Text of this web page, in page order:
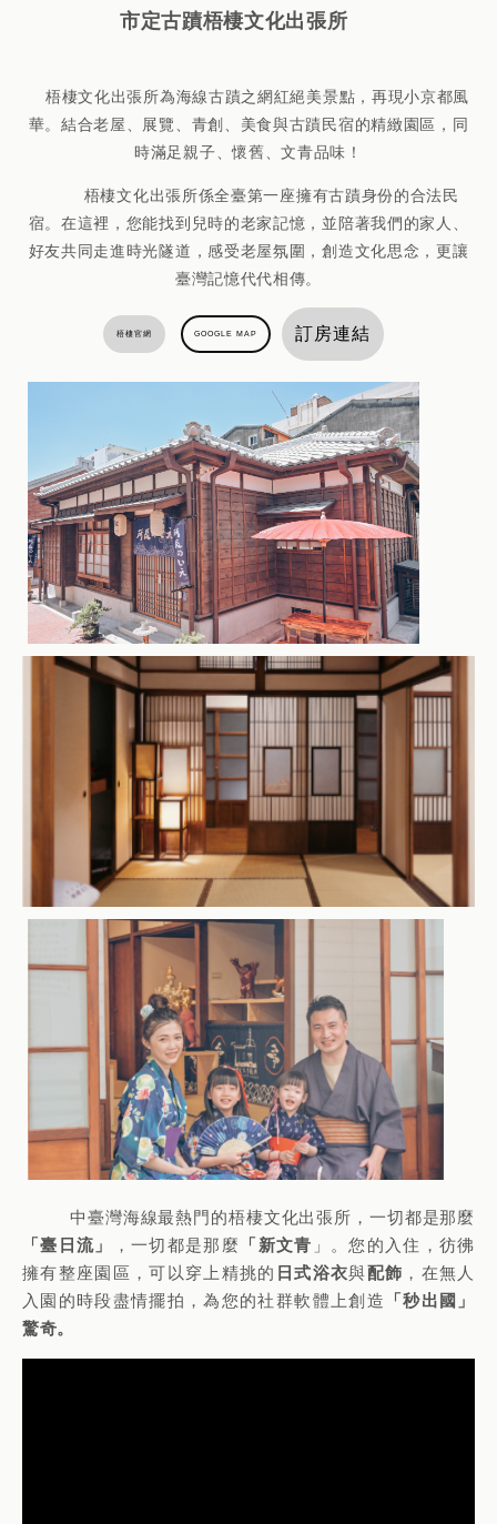
市定古蹟梧棲文化出張所
梧棲文化出張所為海線古蹟之網紅絕美景點，再現小京都風
華。結合老屋、展覽、青創、美食與古蹟民宿的精緻園區，同
時滿足親子、懷舊、文青品味！
梧棲文化出張所係全臺第一座擁有古蹟身份的合法民
宿。在這裡，您能找到兒時的老家記憶，並陪著我們的家人、
好友共同走進時光隧道，感受老屋氛圍，創造文化思念，更讓
臺灣記憶代代相傳。
梧棲官網 GOOGLE MAP 訂房連結
中臺灣海線最熱門的梧棲文化出張所，一切都是那麼
「臺日流」 ，一切都是那麼 「新文青 」。您的入住，彷彿
擁有整座園區，可以穿上精挑的 日式浴衣與配飾 ，在無人
入園的時段盡情擺拍，為您的社群軟體上創造 「秒出國」
驚奇。